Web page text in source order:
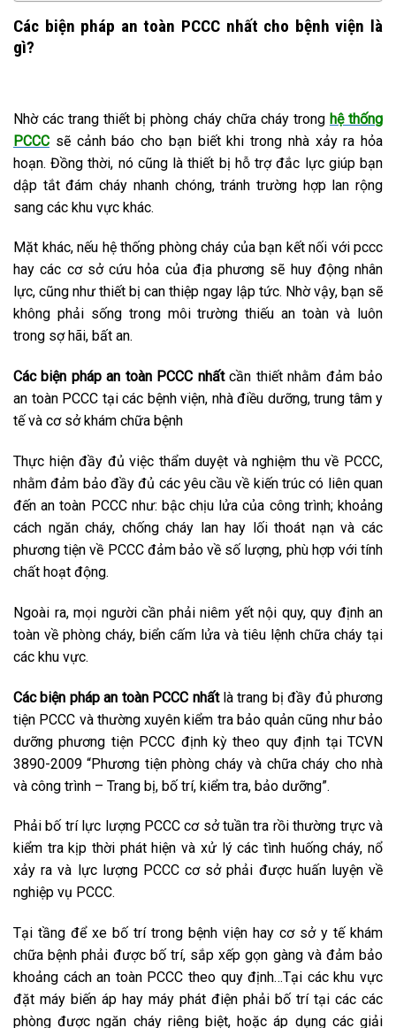
Các biện pháp an toàn PCCC nhất cho bệnh viện là
gì?
Nhờ các trang thiết bị phòng cháy chữa cháy trong hệ thống
PCCC sẽ cảnh báo cho bạn biết khi trong nhà xảy ra hỏa
hoạn. Đồng thời, nó cũng là thiết bị hỗ trợ đắc lực giúp bạn
dập tắt đám cháy nhanh chóng, tránh trường hợp lan rộng
sang các khu vực khác.
Mặt khác, nếu hệ thống phòng cháy của bạn kết nối với pccc
hay các cơ sở cứu hỏa của địa phương sẽ huy động nhân
lực, cũng như thiết bị can thiệp ngay lập tức. Nhờ vậy, bạn sẽ
không phải sống trong môi trường thiếu an toàn và luôn
trong sợ hãi, bất an.
Các biện pháp an toàn PCCC nhấtcần thiết nhằm đảm bảo
an toàn PCCC tại các bệnh viện, nhà điều dưỡng, trung tâm y
tế và cơ sở khám chữa bệnh
Thực hiện đầy đủ việc thẩm duyệt và nghiệm thu về PCCC,
nhằm đảm bảo đầy đủ các yêu cầu về kiến trúc có liên quan
đến an toàn PCCC như: bậc chịu lửa của công trình; khoảng
cách ngăn cháy, chống cháy lan hay lối thoát nạn và các
phương tiện về PCCC đảm bảo về số lượng, phù hợp với tính
chất hoạt động.
Ngoài ra, mọi người cần phải niêm yết nội quy, quy định an
toàn về phòng cháy, biển cấm lửa và tiêu lệnh chữa cháy tại
các khu vực.
Các biện pháp an toàn PCCC nhất là trang bị đầy đủ phương
tiện PCCC và thường xuyên kiểm tra bảo quản cũng như bảo
dưỡng phương tiện PCCC định kỳ theo quy định tại TCVN
3890-2009 “Phương tiện phòng cháy và chữa cháy cho nhà
và công trình – Trang bị, bố trí, kiểm tra, bảo dưỡng”.
Phải bố trí lực lượng PCCC cơ sở tuần tra rồi thường trực và
kiểm tra kịp thời phát hiện và xử lý các tình huống cháy, nổ
xảy ra và lực lượng PCCC cơ sở phải được huấn luyện về
nghiệp vụ PCCC.
Tại tầng để xe bố trí trong bệnh viện hay cơ sở y tế khám
chữa bệnh phải được bố trí, sắp xếp gọn gàng và đảm bảo
khoảng cách an toàn PCCC theo quy định…Tại các khu vực
đặt máy biến áp hay máy phát điện phải bố trí tại các các
phòng được ngăn cháy riêng biệt, hoặc áp dụng các giải